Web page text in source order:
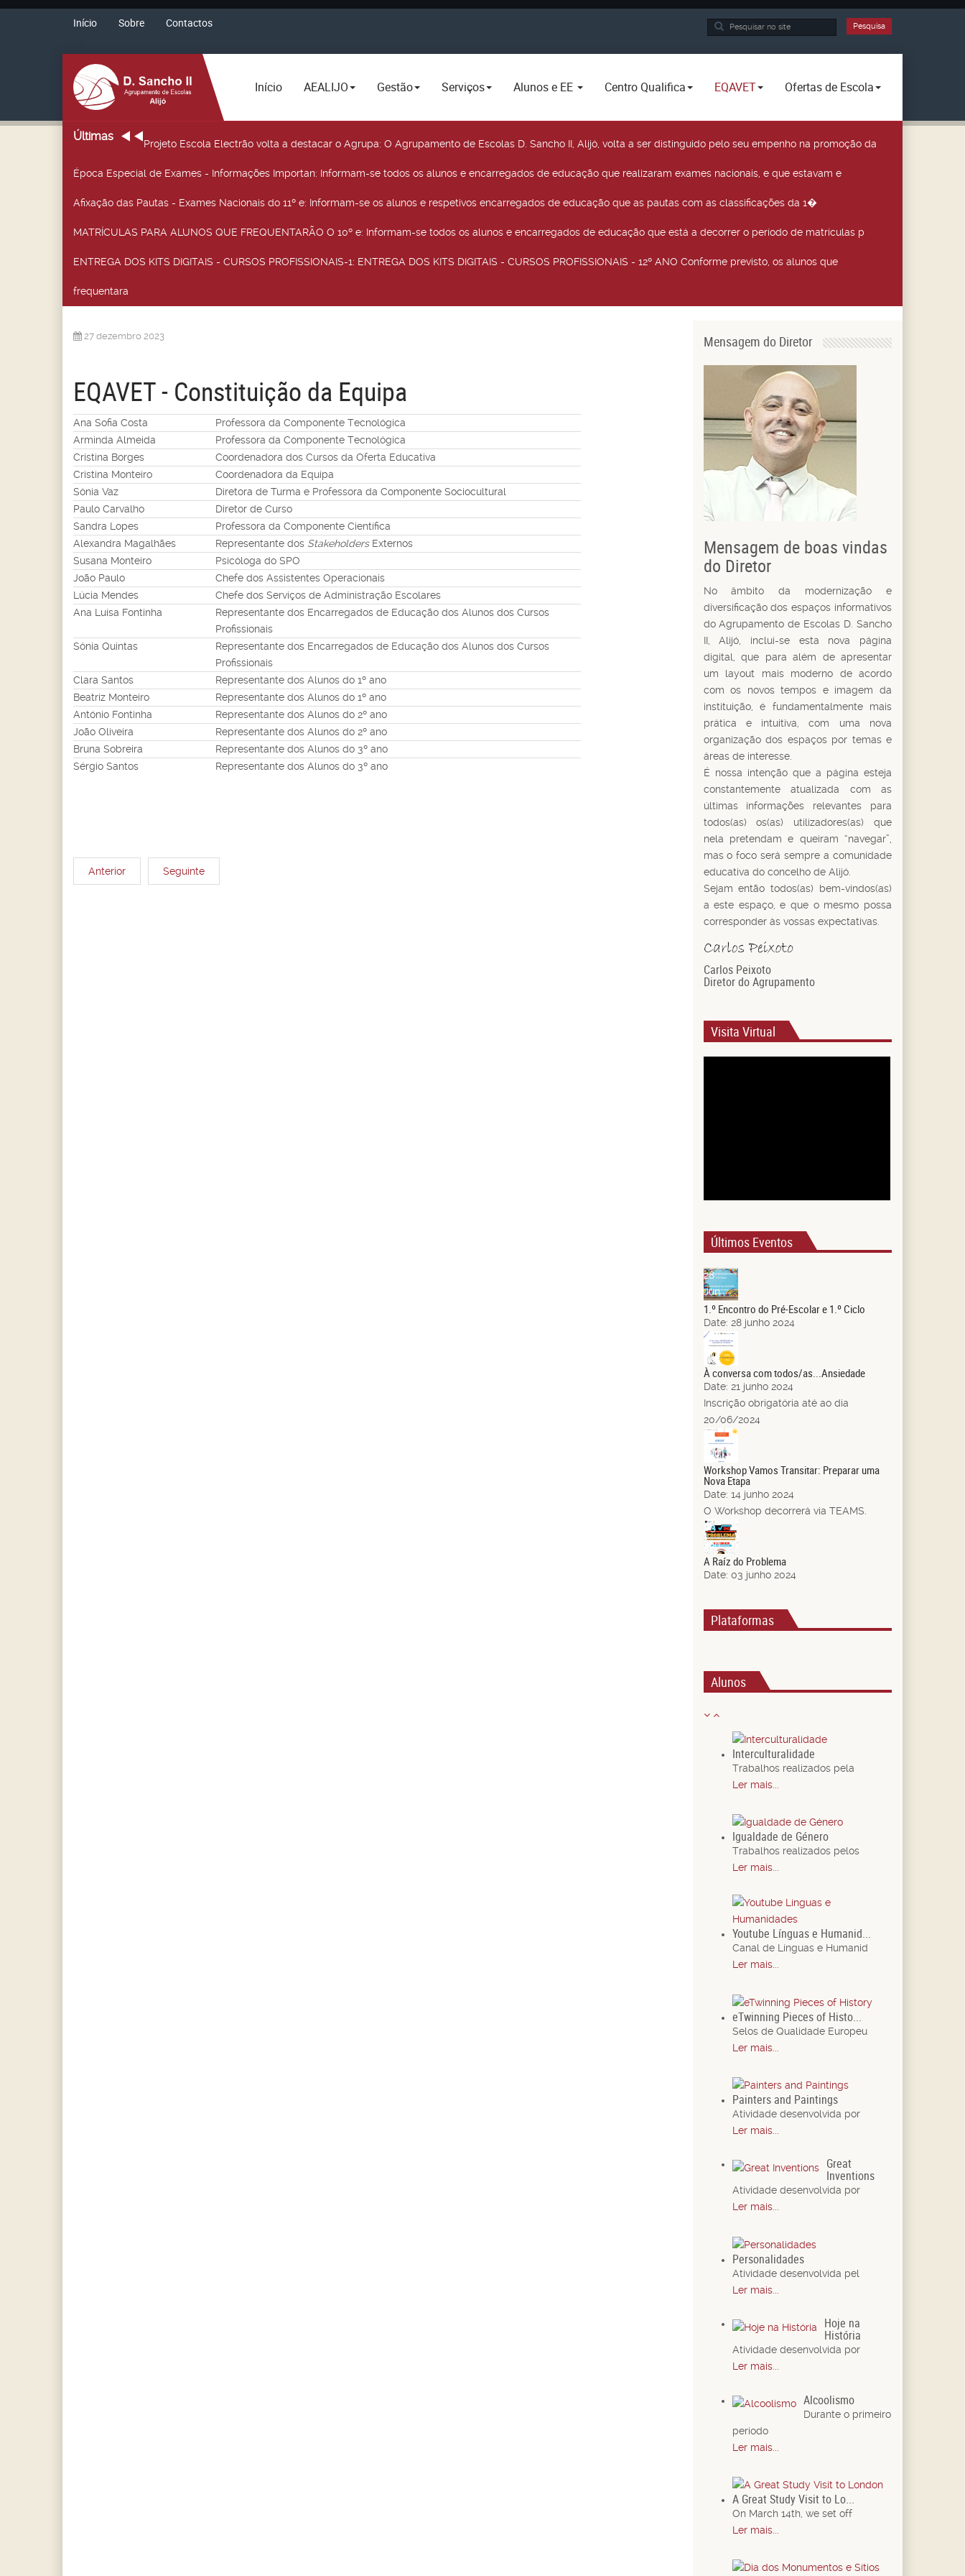
Início Sobre Contactos Pesquisa... Pesquisa
Início AEALIJO Gestão Serviços Alunos e EE Centro Qualifica EQAVET Ofertas de Escola
Últimas
Projeto Escola Electrão volta a destacar o Agrupa: O Agrupamento de Escolas D. Sancho II, Alijó, volta a ser distinguido pelo seu empenho na promoção da
Época Especial de Exames - Informações Importan: Informam-se todos os alunos e encarregados de educação que realizaram exames nacionais, e que estavam e
Afixação das Pautas - Exames Nacionais do 11º e: Informam-se os alunos e respetivos encarregados de educação que as pautas com as classificações da 1�
MATRÍCULAS PARA ALUNOS QUE FREQUENTARÃO O 10º e: Informam-se todos os alunos e encarregados de educação que está a decorrer o período de matrículas p
ENTREGA DOS KITS DIGITAIS - CURSOS PROFISSIONAIS-1: ENTREGA DOS KITS DIGITAIS - CURSOS PROFISSIONAIS - 12º ANO Conforme previsto, os alunos que
frequentara
27 dezembro 2023
EQAVET - Constituição da Equipa
Ana Sofia Costa
Professora da Componente Tecnológica
Arminda Almeida
Professora da Componente Tecnológica
Cristina Borges
Coordenadora dos Cursos da Oferta Educativa
Cristina Monteiro
Coordenadora da Equipa
Sónia Vaz
Diretora de Turma e Professora da Componente Sociocultural
Paulo Carvalho
Diretor de Curso
Sandra Lopes
Professora da Componente Científica
Alexandra Magalhães
Representante dos StakeholdersExternos
Susana Monteiro
Psicóloga do SPO
João Paulo
Chefe dos Assistentes Operacionais
Lúcia Mendes
Chefe dos Serviços de Administração Escolares
Ana Luísa Fontinha
Representante dos Encarregados de Educação dos Alunos dos Cursos
Profissionais
Sónia Quintas
Representante dos Encarregados de Educação dos Alunos dos Cursos
Profissionais
Clara Santos
Representante dos Alunos do 1º ano
Beatriz Monteiro
Representante dos Alunos do 1º ano
António Fontinha
Representante dos Alunos do 2º ano
João Oliveira
Representante dos Alunos do 2º ano
Bruna Sobreira
Representante dos Alunos do 3º ano
Sérgio Santos
Representante dos Alunos do 3º ano
Anterior Seguinte
Mensagem do Diretor
Mensagem de boas vindas
do Diretor
No âmbito da modernização e
diversificação dos espaços informativos
do Agrupamento de Escolas D. Sancho
II, Alijó, inclui-se esta nova página
digital, que para além de apresentar
um layout mais moderno de acordo
com os novos tempos e imagem da
instituição, é fundamentalmente mais
prática e intuitiva, com uma nova
organização dos espaços por temas e
áreas de interesse.
É nossa intenção que a página esteja
constantemente atualizada com as
últimas informações relevantes para
todos(as) os(as) utilizadores(as) que
nela pretendam e queiram “navegar”,
mas o foco será sempre a comunidade
educativa do concelho de Alijó.
Sejam então todos(as) bem-vindos(as)
a este espaço, e que o mesmo possa
corresponder às vossas expectativas.
Carlos Peixoto
Diretor do Agrupamento
Visita Virtual
Últimos Eventos
28
Jun.
1.º Encontro do Pré-Escolar e 1.º Ciclo
Date: 28 junho 2024
21
Jun.
À conversa com todos/as...Ansiedade
Date: 21 junho 2024
Inscrição obrigatória até ao dia
20/06/2024
Jun.
Workshop Vamos Transitar: Preparar uma
Nova Etapa
Date: 14 junho 2024
O Workshop decorrerá via TEAMS.
03
Jun.
A Raíz do Problema
Date: 03 junho 2024
Plataformas
Alunos
Interculturalidade
Trabalhos realizados pela
Ler mais...
Igualdade de Género
Trabalhos realizados pelos
Ler mais...
Youtube Línguas e Humanid...
Canal de Línguas e Humanid
Ler mais...
eTwinning Pieces of Histo...
Selos de Qualidade Europeu
Ler mais...
Painters and Paintings
Atividade desenvolvida por
Ler mais...
Great
Inventions
Atividade desenvolvida por
Ler mais...
Personalidades
Atividade desenvolvida pel
Ler mais...
Hoje na
História
Atividade desenvolvida por
Ler mais...
Alcoolismo
Durante o primeiro
período
Ler mais...
A Great Study Visit to Lo...
On March 14th, we set off
Ler mais...